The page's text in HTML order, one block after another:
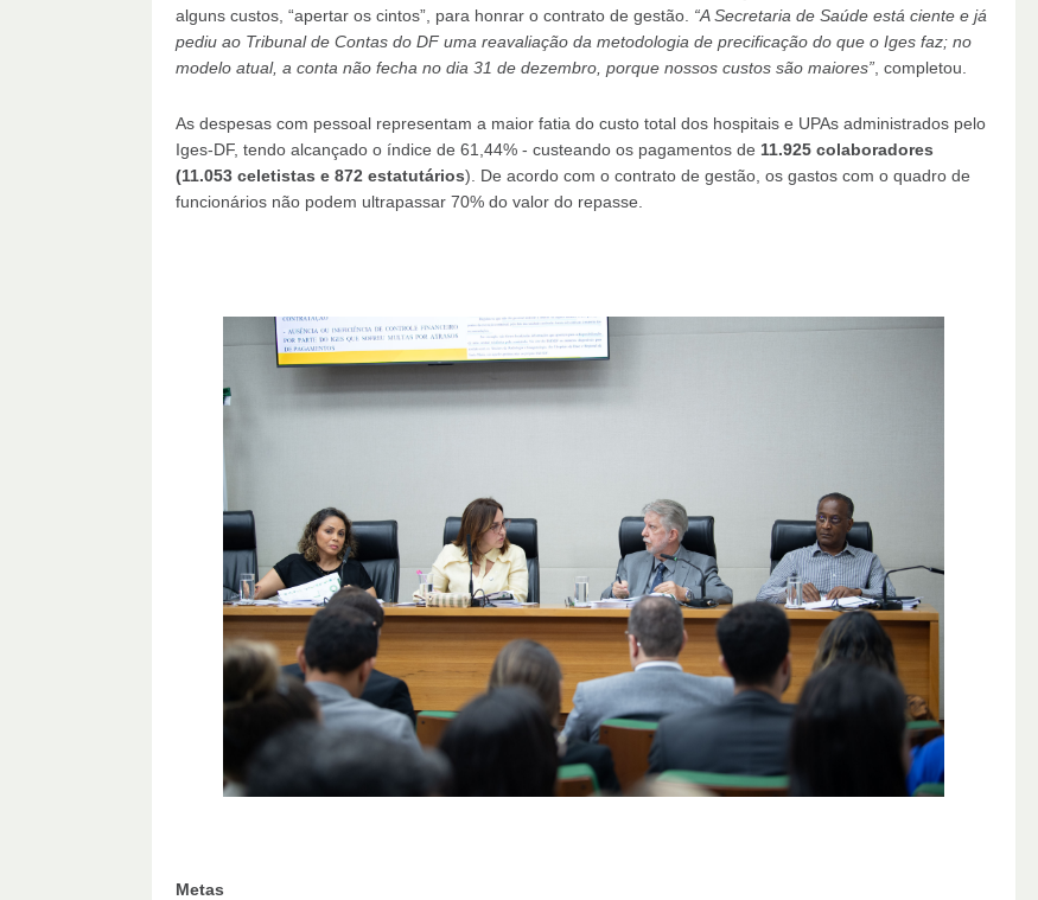
alguns custos, “apertar os cintos”, para honrar o contrato de gestão. “A Secretaria de Saúde está ciente e já
pediu ao Tribunal de Contas do DF uma reavaliação da metodologia de precificação do que o Iges faz; no
modelo atual, a conta não fecha no dia 31 de dezembro, porque nossos custos são maiores”, completou.
As despesas com pessoal representam a maior fatia do custo total dos hospitais e UPAs administrados pelo
Iges-DF, tendo alcançado o índice de 61,44% - custeando os pagamentos de 11.925 colaboradores
(11.053 celetistas e 872 estatutários). De acordo com o contrato de gestão, os gastos com o quadro de
funcionários não podem ultrapassar 70% do valor do repasse.
Metas